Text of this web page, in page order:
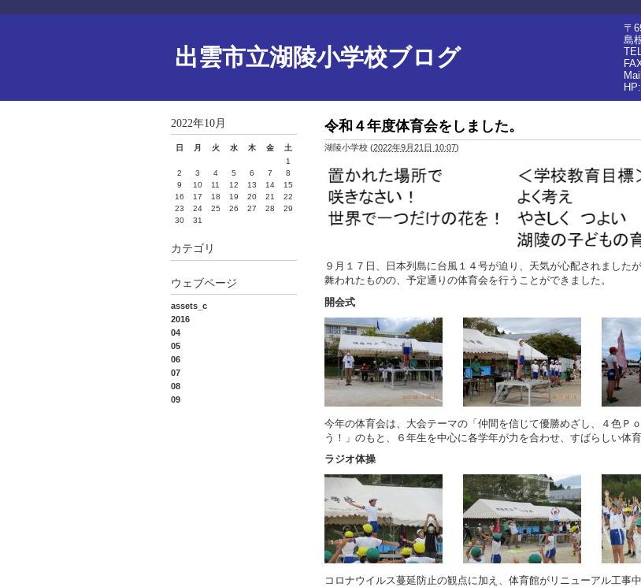
出雲市立湖陵小学校ブログ
〒
島
HP:
令和４年度体育会をしました。
湖陵小学校 (2022年9月21日 10:07)
９月１７日、日本列島に台風１４号が迫り、天気が心配されました
舞われたものの、予定通りの体育会を行うことができました。
開会式
今年の体育会は、大会テーマの「仲間を信じて優勝めざし、４色Ｐ
う！」のもと、６年生を中心に各学年が力を合わせ、すばらしい体
ラジオ体操
コロナウイルス蔓延防止の観点に加え、体育館がリニューアル工事
2022年10月
日 月 火 水 木 金
土
1
2
3 4 5 6 7
8
9
10 11 12 13 14
15
16
17 18 19 20 21
22
23
24 25 26 27 28
29
30
31
カテゴリ
ウェブページ
assets_c
2016
04
05
06
07
08
09